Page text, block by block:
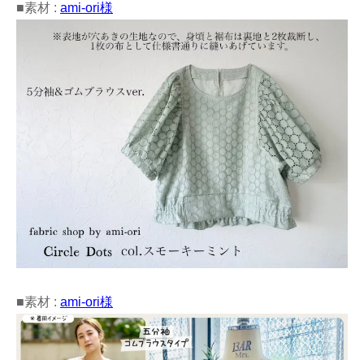
■素材 : ami-ori様
■素材 : ami-ori様